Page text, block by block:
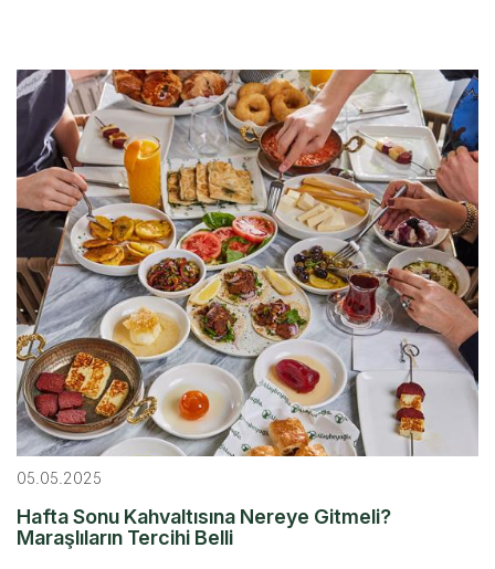
05.05.2025
Hafta Sonu Kahvaltısına Nereye Gitmeli?
Maraşlıların Tercihi Belli